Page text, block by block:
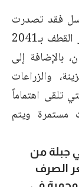
فقد تصدرت
البندورة القائمة بـ 2980 بيتاً، تليها الأزهار القطف بـ2041
بالإضافة إلى
والزراعات
تلقى اهتماماً
مستمرة ويتم
جبلة من
الصرف